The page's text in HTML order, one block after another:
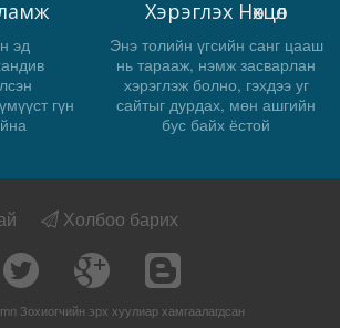
эд
гүн
Хэрэглэх Нөхцөл
Энэ толийн үгсийн санг цааш
нь тарааж, нэмж засварлан
хэрэглэж болно, гэхдээ уг
сайтыг дурдах, мөн ашгийн
бус байх ёстой
Холбоо барих
Зохиогчийн эрх хуулиар хамгаалагдсан